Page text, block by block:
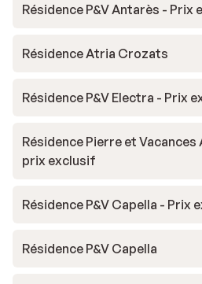
Résidence P&V Antarès - Prix
Résidence Atria Crozats
Résidence P&V Electra - Prix
Résidence Pierre et
prix exclusif
Résidence P&V Capella - Prix
Résidence P&V Capella